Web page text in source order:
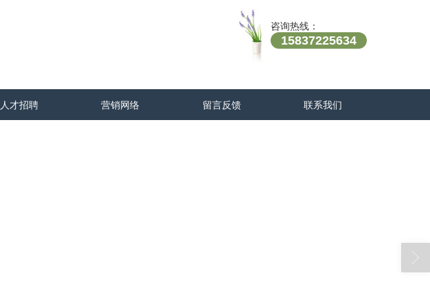
咨询热线：
15837225634
人才招聘 营销网络 留言反馈 联系我们